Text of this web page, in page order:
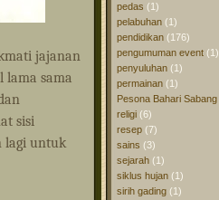
jajanan
lama sama
sisi
lagi untuk
pedas (1)
pelabuhan (1)
pendidikan (176)
pengumuman event (1)
penyuluhan (1)
permainan (1)
Pesona Bahari Sabang
religi (6)
resep (7)
sains (3)
sejarah (1)
siklus hujan (1)
sirih gading (1)